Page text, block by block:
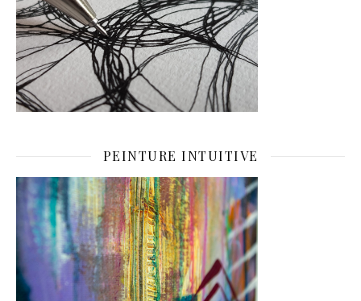
PEINTURE INTUITIVE